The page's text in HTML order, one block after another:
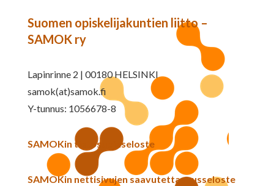
Suomen opiskelijakuntien liitto –
SAMOK ry
Lapinrinne 2 | 00180 HELSINKI
samok(at)samok.fi
Y-tunnus: 1056678-8
SAMOKin tietosuojaseloste
SAMOKin nettisivujen saavutettavuusseloste